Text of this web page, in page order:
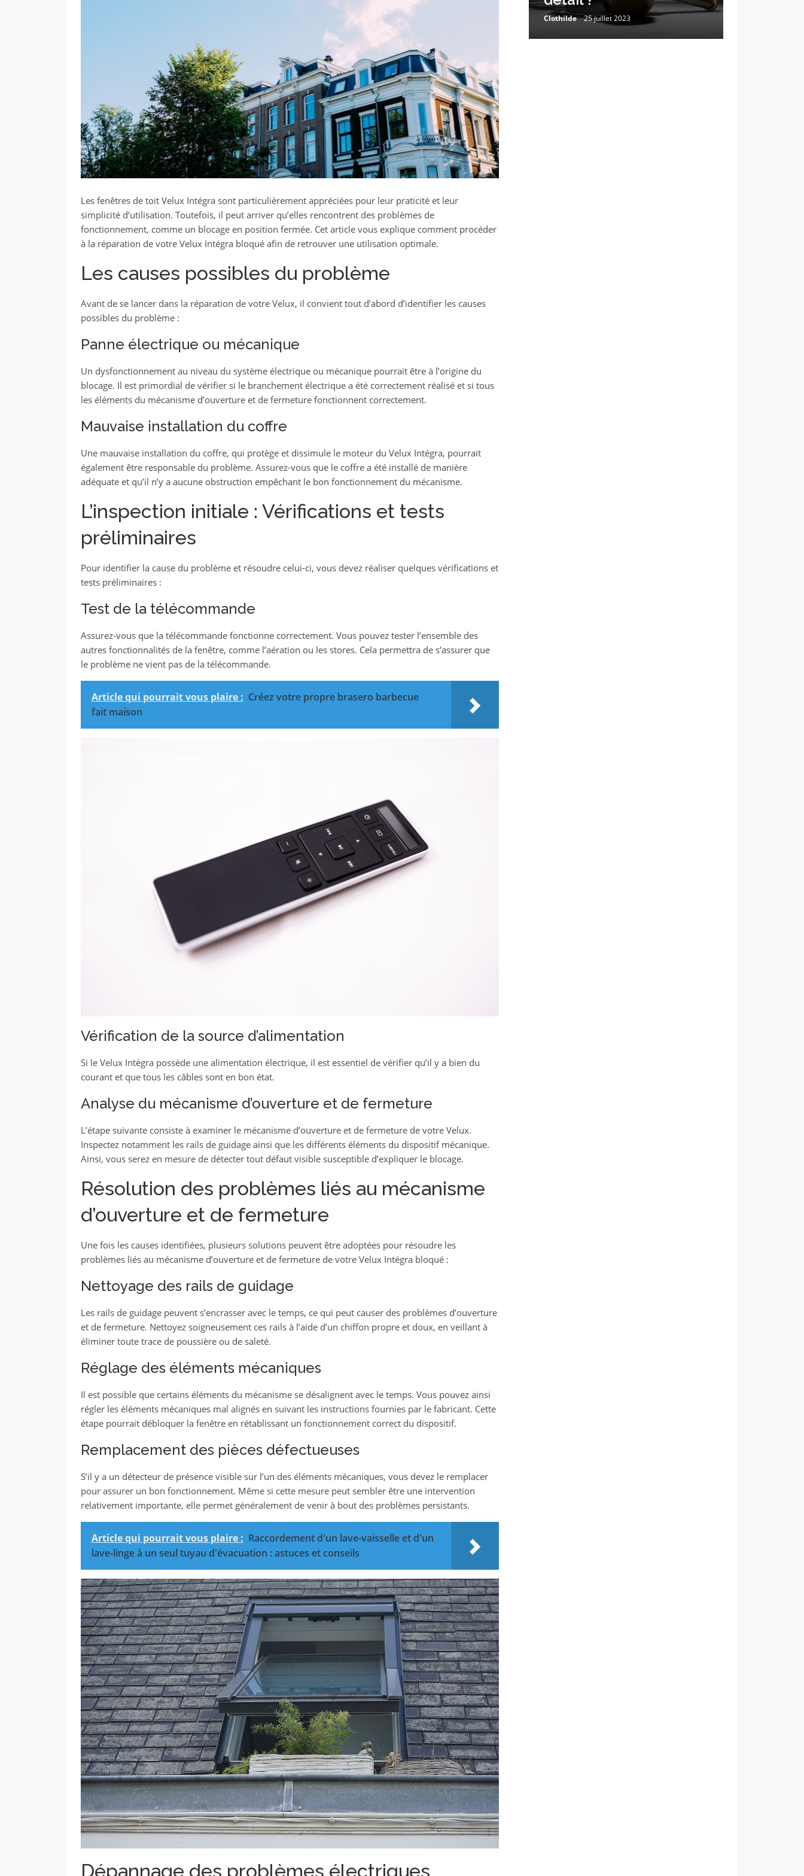
Les fenêtres de toit Velux Intégra sont particulièrement appréciées pour leur praticité et leur
simplicité d’utilisation. Toutefois, il peut arriver qu’elles rencontrent des problèmes de
fonctionnement, comme un blocage en position fermée. Cet article vous explique comment procéder
à la réparation de votre Velux Intégra bloqué afin de retrouver une utilisation optimale.
Les causes possibles du problème
Avant de se lancer dans la réparation de votre Velux, il convient tout d’abord d’identifier les causes
possibles du problème :
Panne électrique ou mécanique
Un dysfonctionnement au niveau du système électrique ou mécanique pourrait être à l’origine du
blocage. Il est primordial de vérifier si le branchement électrique a été correctement réalisé et si tous
les éléments du mécanisme d’ouverture et de fermeture fonctionnent correctement.
Mauvaise installation du coffre
Une mauvaise installation du coffre, qui protège et dissimule le moteur du Velux Intégra, pourrait
également être responsable du problème. Assurez-vous que le coffre a été installé de manière
adéquate et qu’il n’y a aucune obstruction empêchant le bon fonctionnement du mécanisme.
L’inspection initiale : Vérifications et tests
préliminaires
Pour identifier la cause du problème et résoudre celui-ci, vous devez réaliser quelques vérifications et
tests préliminaires :
Test de la télécommande
Assurez-vous que la télécommande fonctionne correctement. Vous pouvez tester l’ensemble des
autres fonctionnalités de la fenêtre, comme l’aération ou les stores. Cela permettra de s’assurer que
le problème ne vient pas de la télécommande.
Article qui pourrait vous plaire : Créez votre propre brasero barbecue
fait maison
Vérification de la source d’alimentation
Si le Velux Intégra possède une alimentation électrique, il est essentiel de vérifier qu’il y a bien du
courant et que tous les câbles sont en bon état.
Analyse du mécanisme d’ouverture et de fermeture
L’étape suivante consiste à examiner le mécanisme d’ouverture et de fermeture de votre Velux.
Inspectez notamment les rails de guidage ainsi que les différents éléments du dispositif mécanique.
Ainsi, vous serez en mesure de détecter tout défaut visible susceptible d’expliquer le blocage.
Résolution des problèmes liés au mécanisme
d’ouverture et de fermeture
Une fois les causes identifiées, plusieurs solutions peuvent être adoptées pour résoudre les
problèmes liés au mécanisme d’ouverture et de fermeture de votre Velux Intégra bloqué :
Nettoyage des rails de guidage
Les rails de guidage peuvent s’encrasser avec le temps, ce qui peut causer des problèmes d’ouverture
et de fermeture. Nettoyez soigneusement ces rails à l’aide d’un chiffon propre et doux, en veillant à
éliminer toute trace de poussière ou de saleté.
Réglage des éléments mécaniques
Il est possible que certains éléments du mécanisme se désalignent avec le temps. Vous pouvez ainsi
régler les éléments mécaniques mal alignés en suivant les instructions fournies par le fabricant. Cette
étape pourrait débloquer la fenêtre en rétablissant un fonctionnement correct du dispositif.
Remplacement des pièces défectueuses
S’il y a un détecteur de présence visible sur l’un des éléments mécaniques, vous devez le remplacer
pour assurer un bon fonctionnement. Même si cette mesure peut sembler être une intervention
relativement importante, elle permet généralement de venir à bout des problèmes persistants.
Article qui pourrait vous plaire : Raccordement d'un lave-vaisselle et d'un
lave-linge à un seul tuyau d'évacuation : astuces et conseils
Dépannage des problèmes électriques
organiser son plan de
Clothilde 24 février 2023
Clothilde 25 juillet 2023